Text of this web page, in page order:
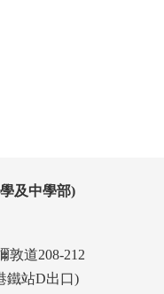
及中學部)
敦道208-212
鐵站D出口)